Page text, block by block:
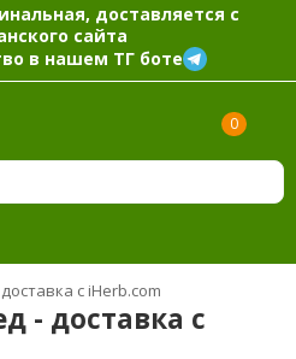
доставляется с
сайта
в нашем ТГ боте
0
с iHerb.com
- доставка с